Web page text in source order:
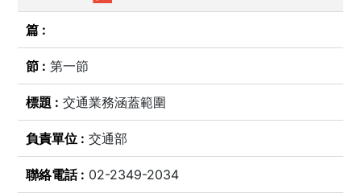
第一節
交通業務涵蓋範圍
交通部
02-2349-2034